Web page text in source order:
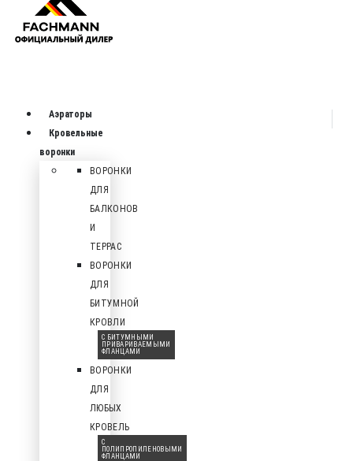
Аэраторы
Кровельные
воронки
ВОРОНКИ
ДЛЯ
БАЛКОНОВ
И
ТЕРРАС
ВОРОНКИ
ДЛЯ
БИТУМНОЙ
КРОВЛИ
С БИТУМНЫМИ
ПРИВАРИВАЕМЫМИ
ФЛАНЦАМИ
ВОРОНКИ
ДЛЯ
ЛЮБЫХ
КРОВЕЛЬ
С
ПОЛИПРОПИЛЕНОВЫМИ
ФЛАНЦАМИ